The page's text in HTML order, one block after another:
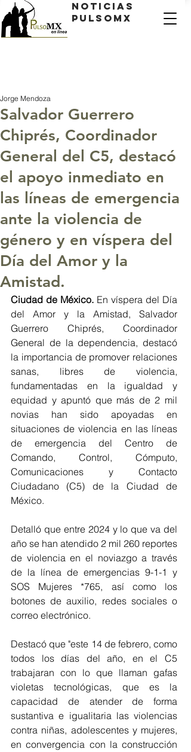
Noticias
PulsoMX
Salvador Guerrero
Chiprés, Coordinador
General del C5, destacó
el apoyo inmediato en
las líneas de emergencia
ante la violencia de
género y en víspera del
Día del Amor y la
Amistad.
Jorge Mendoza
Ciudad de México. En víspera del Día
del Amor y la Amistad, Salvador
Guerrero Chiprés, Coordinador
General de la dependencia, destacó
la importancia de promover relaciones
sanas, libres de violencia,
fundamentadas en la igualdad y
equidad y apuntó que más de 2 mil
novias han sido apoyadas en
situaciones de violencia en las líneas
de emergencia del Centro de
Comando, Control, Cómputo,
Comunicaciones y Contacto
Ciudadano (C5) de la Ciudad de
México.
Detalló que entre 2024 y lo que va del
año se han atendido 2 mil 260 reportes
de violencia en el noviazgo a través
de la línea de emergencias 9-1-1 y
SOS Mujeres *765, así como los
botones de auxilio, redes sociales o
correo electrónico.
Destacó que "este 14 de febrero, como
todos los días del año, en el C5
trabajaran con lo que llaman gafas
violetas tecnológicas, que es la
capacidad de atender de forma
sustantiva e igualitaria las violencias
contra niñas, adolescentes y mujeres,
en convergencia con la construcción